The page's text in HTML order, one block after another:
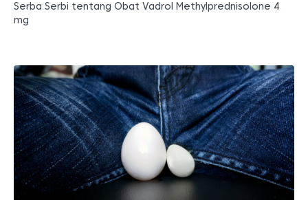
Serba Serbi tentang Obat Vadrol Methylprednisolone 4
mg